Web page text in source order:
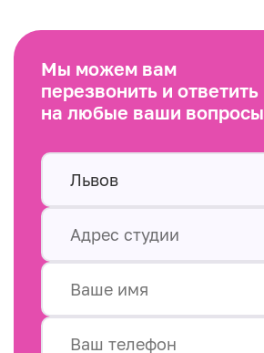
Мы можем вам
перезвонить и ответить
на любые ваши вопросы
Львов
Адрес студии